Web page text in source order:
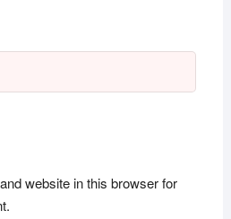
website in this browser for